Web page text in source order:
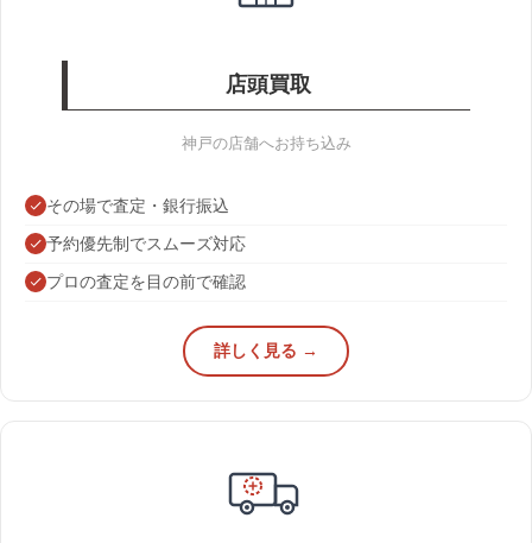
店頭買取
神戸の店舗へお持ち込み
その場で査定・銀行振込
予約優先制でスムーズ対応
プロの査定を目の前で確認
詳しく見る →